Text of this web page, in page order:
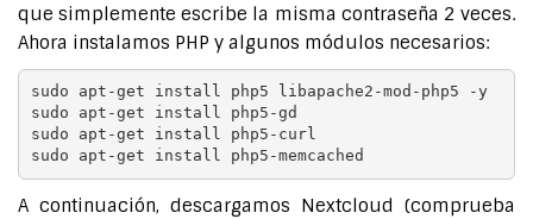
que simplemente escribe la misma contraseña 2 veces.
Ahora instalamos PHP y algunos módulos necesarios:
sudo apt-get install php5 libapache2-mod-php5 -y
sudo apt-get install php5-gd
sudo apt-get install php5-curl
sudo apt-get install php5-memcached
A continuación, descargamos Nextcloud (comprueba